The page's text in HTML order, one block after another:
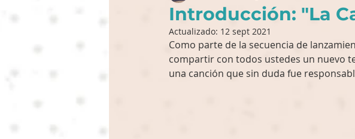
Introducción: "La
Actualizado: 12 sept 2021
Como parte de la secuencia de
compartir con todos ustedes un nuevo
una canción que sin duda fue